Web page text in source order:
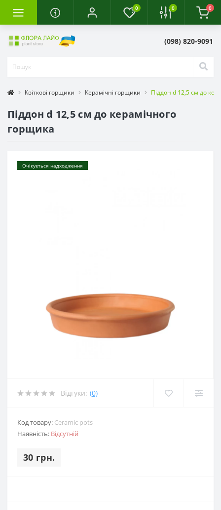
0 0 0
(098) 820-9091
Квіткові горщики Керамічні горщики Піддон d 12,5 см до
Піддон d 12,5 см до керамічного
горщика
Очікується надходження
Відгуки: (0)
Код товару: Ceramic pots
Наявність: Відсутній
30 грн.